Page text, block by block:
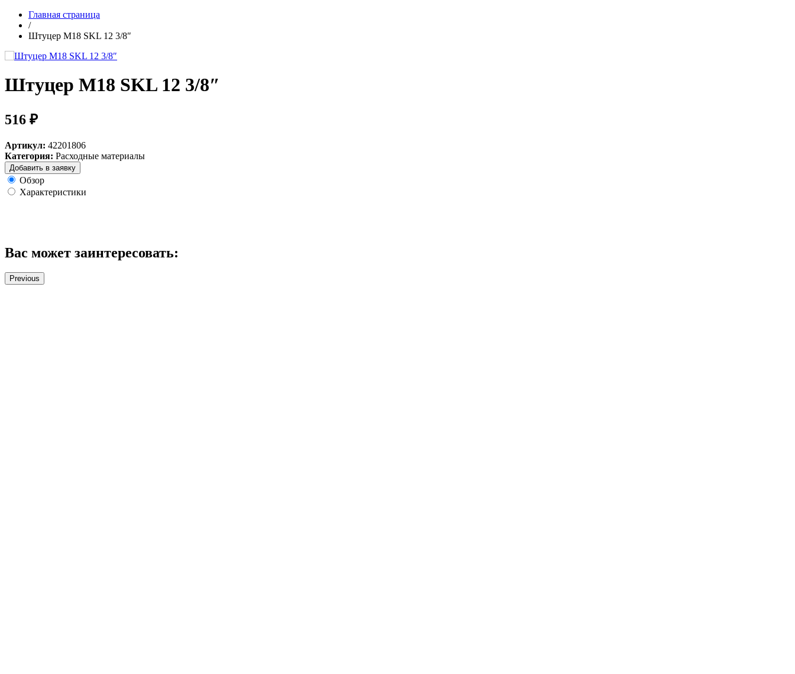
Главная страница
/
Штуцер М18 SKL 12 3/8″
Штуцер М18 SKL 12 3/8″
516 ₽
Артикул: 42201806
Категория: Расходные материалы
Добавить в заявку
Обзор
Характеристики
Вас может заинтересовать:
Previous